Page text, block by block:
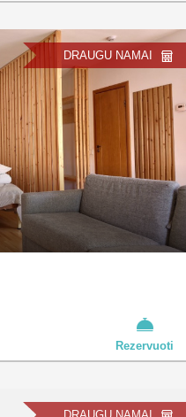
DRAUGU NAMAI
Rezervuoti